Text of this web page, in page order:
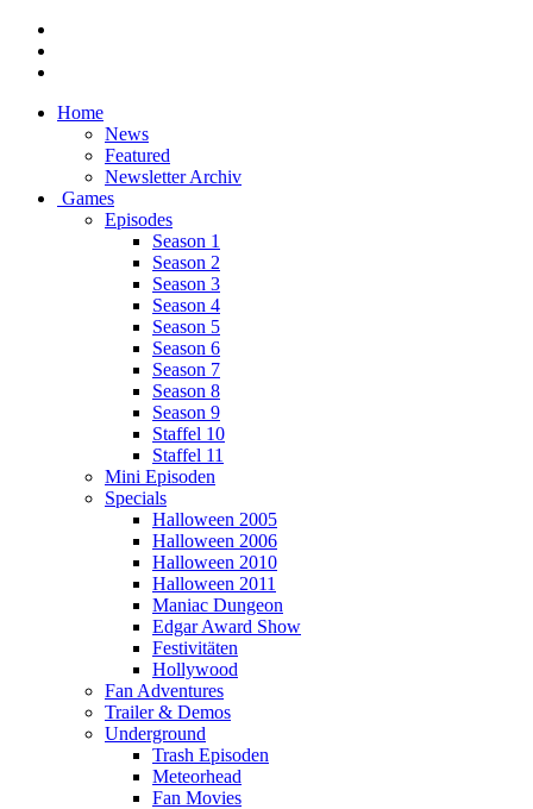
Home
News
Featured
Newsletter Archiv
Games
Episodes
Season 1
Season 2
Season 3
Season 4
Season 5
Season 6
Season 7
Season 8
Season 9
Staffel 10
Staffel 11
Mini Episoden
Specials
Halloween 2005
Halloween 2006
Halloween 2010
Halloween 2011
Maniac Dungeon
Edgar Award Show
Festivitäten
Hollywood
Fan Adventures
Trailer & Demos
Underground
Trash Episoden
Meteorhead
Fan Movies